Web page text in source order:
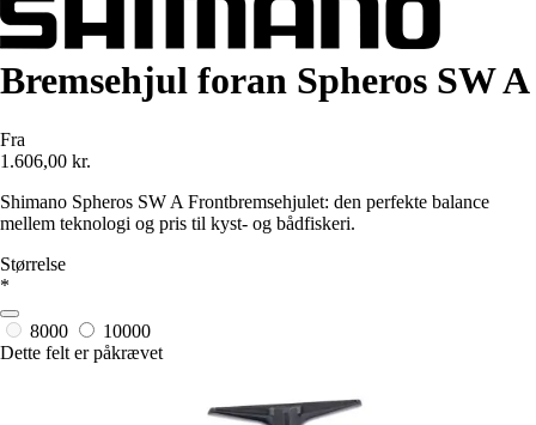
Bremsehjul foran Spheros SW A
Fra
1.606,00 kr.
Shimano Spheros SW A Frontbremsehjulet: den perfekte balance
mellem teknologi og pris til kyst- og bådfiskeri.
Størrelse
*
8000
10000
Dette felt er påkrævet